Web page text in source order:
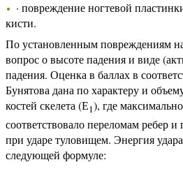
· повреждение ногтевой
кисти.
По установленным повреждениям
вопрос о высоте падения и виде
падения. Оценка в баллах в
Бунятова дана по характеру и
костей скелета (Е1), где
соответствовало переломам ребер
при ударе туловищем. Энергия
следующей формуле: